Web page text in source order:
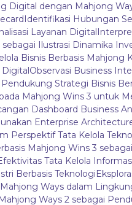
Digital dengan Mahjong
Identifikasi Hubungan
Layanan Digital
Ilustrasi Dinamika
Bisnis Berbasis
Observasi Business
Strategi Bisnis
Mahjong Wins 3 untuk
Dashboard Business
Enterprise
Perspektif Tata Kelola
Mahjong Wins 3
Tata Kelola
Berbasis Teknologi
Ways dalam
Ways 2 sebagai